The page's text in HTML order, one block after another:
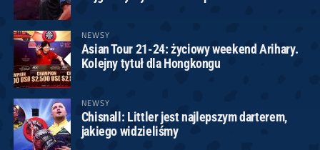
NEWSY
Asian Tour 21-24: życiowy weekend Arihary.
Kolejny tytuł dla Hongkongu
NEWSY
Chisnall: Littler jest najlepszym darterem,
jakiego widzieliśmy